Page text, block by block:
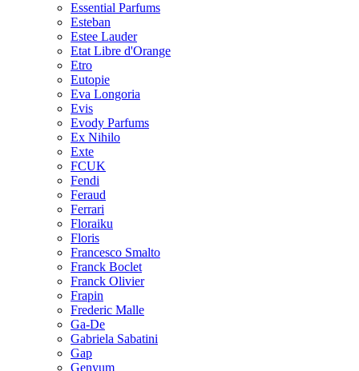
Essential Parfums
Esteban
Estee Lauder
Etat Libre d'Orange
Etro
Eutopie
Eva Longoria
Evis
Evody Parfums
Ex Nihilo
Exte
FCUK
Fendi
Feraud
Ferrari
Floraiku
Floris
Francesco Smalto
Franck Boclet
Franck Olivier
Frapin
Frederic Malle
Ga-De
Gabriela Sabatini
Gap
Genyum